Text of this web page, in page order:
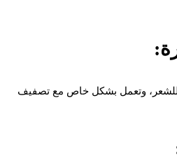
وتعمل بشكل خاص مع تصفيف